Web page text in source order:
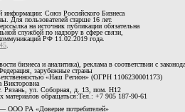
информации: Союз Российского Бизнеса
пользователей старше 16 лет.
на источник публикации обязательна
службой по надзору в сфере связи,
РФ 11.02.2019 года.
бизнеса и аналитика), реклама в соответствии с
зарубежные страны
«Наш Регион» (ОГРН 1106230001173)
Викторовна
Рязань, ул. Соборная, д. 13, пом. Н12
обращаться:Тел.: +7 905 187-90-61
ООО РА «Доверие потребителей»